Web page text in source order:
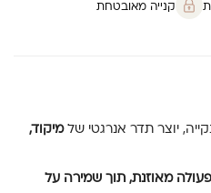
קנייה מאובטחת
מיקוד,
מאוזנת, תוך שמירה על